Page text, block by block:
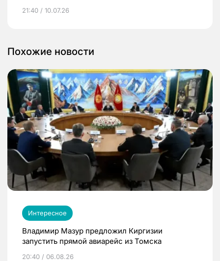
21:40 / 10.07.26
Похожие новости
Интересное
Владимир Мазур предложил Киргизии
запустить прямой авиарейс из Томска
20:40 / 06.08.26